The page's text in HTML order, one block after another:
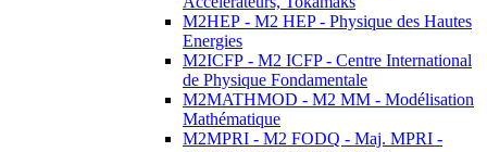
M2HEP - M2 HEP - Physique des Hautes
Energies
M2ICFP - M2 ICFP - Centre International
de Physique Fondamentale
M2MATHMOD - M2 MM - Modélisation
Mathématique
M2MPRI - M2 FODQ - Maj. MPRI -